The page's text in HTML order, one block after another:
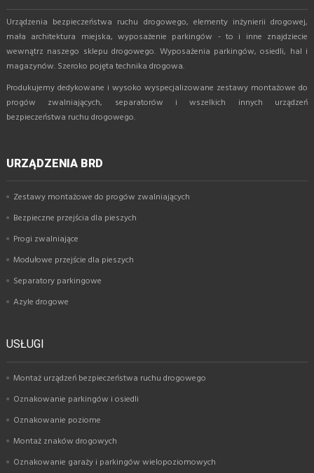
Urządzenia bezpieczeństwa ruchu drogowego, elementy inżynierii drogowej,
mała architektura miejska, wyposażenie parkingów - to i inne znajdziecie
wewnątrz naszego sklepu drogowego. Wyposażenia parkingów, osiedli, hal i
magazynów. Szeroko pojęta technika drogowa.
Produkujemy dedykowane i wysoko wyspecjalizowane zestawy montażowe do
progów zwalniających, separatorów i wszelkich innych urządzeń
bezpieczeństwa ruchu drogowego.
URZĄDZENIA BRD
Zestawy montażowe do progów zwalniających
Bezpieczne przejścia dla pieszych
Progi zwalniające
Modułowe przejście dla pieszych
Separatory parkingowe
Azyle drogowe
USŁUGI
Montaż urządzeń bezpieczeństwa ruchu drogowego
Oznakowanie parkingów i osiedli
Oznakowanie poziome
Montaż znaków drogowych
Oznakowanie garaży i parkingów wielopoziomowych